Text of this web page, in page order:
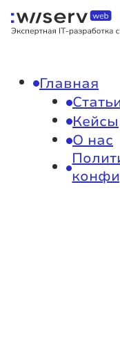
Главная
Статьи
Кейсы
О нас